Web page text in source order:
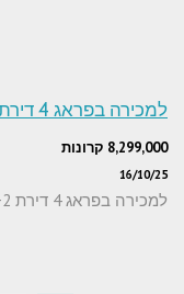
למכירה בפראג 4 דירת 2+KK בגודל 52 מ"ר
8,299,000 קרונות
16/10/25
למכירה בפראג 4 דירת 2+KK חדרים משופצת בגודל 52 מ"ר